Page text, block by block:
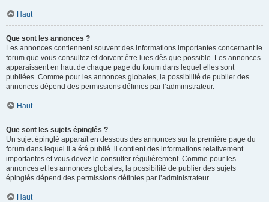
Haut
Que sont les annonces ?
Les annonces contiennent souvent des informations importantes concernant le
forum que vous consultez et doivent être lues dès que possible. Les annonces
apparaissent en haut de chaque page du forum dans lequel elles sont
publiées. Comme pour les annonces globales, la possibilité de publier des
annonces dépend des permissions définies par l’administrateur.
Haut
Que sont les sujets épinglés ?
Un sujet épinglé apparaît en dessous des annonces sur la première page du
forum dans lequel il a été publié. il contient des informations relativement
importantes et vous devez le consulter régulièrement. Comme pour les
annonces et les annonces globales, la possibilité de publier des sujets
épinglés dépend des permissions définies par l’administrateur.
Haut